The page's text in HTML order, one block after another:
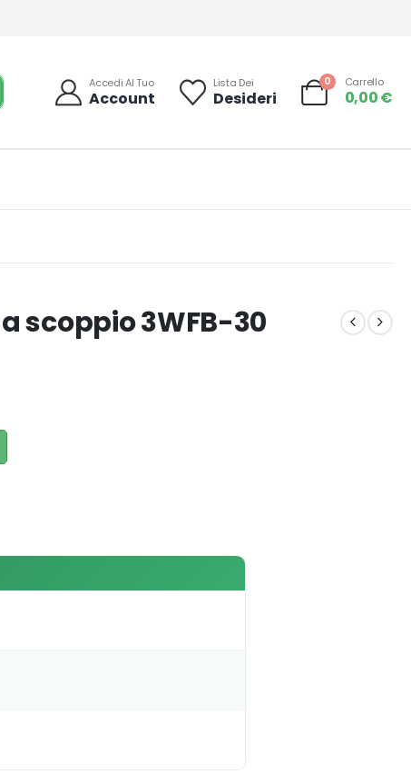
Accedi Al Tuo
Account
Lista Dei
Desideri
0 Carrello
0,00€
scoppio 3WFB-30